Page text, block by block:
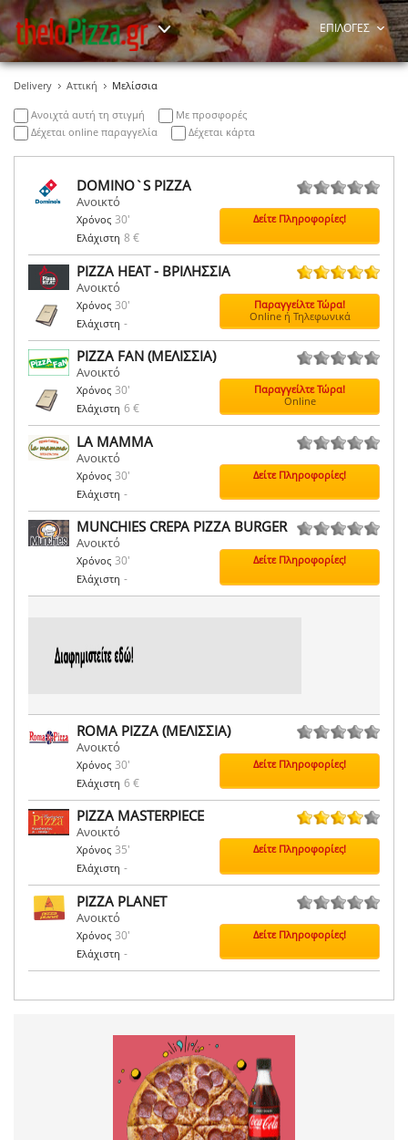
ΕΠΙΛΟΓΕΣ
Delivery Αττική Μελίσσια
Ανοιχτά αυτή τη στιγμή
Με προσφορές
Δέχεται online παραγγελία
Δέχεται κάρτα
DOMINO`S PIZZA
Ανοικτό
Χρόνος 30'
Ελάχιστη 8 €
Δείτε Πληροφορίες!
PIZZA HEAT - ΒΡΙΛΗΣΣΙΑ
Ανοικτό
Χρόνος 30'
Ελάχιστη -
Παραγγείλτε Τώρα!
Online ή Τηλεφωνικά
PIZZA FAN (ΜΕΛΙΣΣΙΑ)
Ανοικτό
Χρόνος 30'
Ελάχιστη 6 €
Παραγγείλτε Τώρα!
Online
LA MAMMA
Ανοικτό
Χρόνος 30'
Ελάχιστη -
Δείτε Πληροφορίες!
MUNCHIES CREPA PIZZA BURGER
Ανοικτό
Χρόνος 30'
Ελάχιστη -
Δείτε Πληροφορίες!
ROMA PIZZA (ΜΕΛΙΣΣΙΑ)
Ανοικτό
Χρόνος 30'
Ελάχιστη 6 €
Δείτε Πληροφορίες!
PIZZA MASTERPIECE
Ανοικτό
Χρόνος 35'
Ελάχιστη -
Δείτε Πληροφορίες!
PIZZA PLANET
Ανοικτό
Χρόνος 30'
Ελάχιστη -
Δείτε Πληροφορίες!